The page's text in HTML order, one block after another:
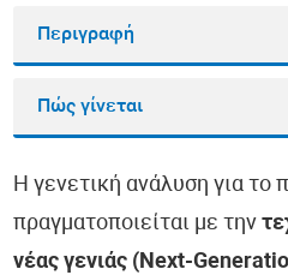
Περιγραφή
Πώς γίνεται
Η γενετική ανάλυση για το
πραγματοποιείται με την
νέας γενιάς (Next-